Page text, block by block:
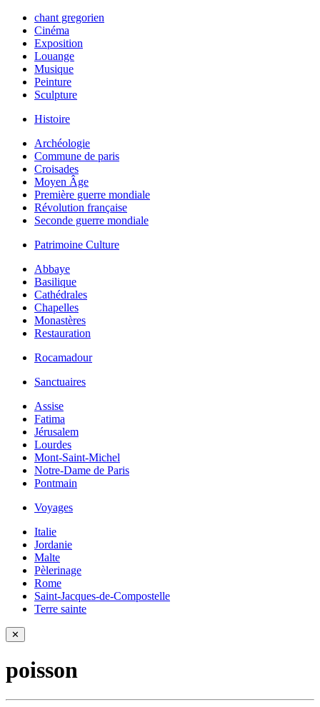
chant gregorien
Cinéma
Exposition
Louange
Musique
Peinture
Sculpture
Histoire
Archéologie
Commune de paris
Croisades
Moyen Âge
Première guerre mondiale
Révolution française
Seconde guerre mondiale
Patrimoine Culture
Abbaye
Basilique
Cathédrales
Chapelles
Monastères
Restauration
Rocamadour
Sanctuaires
Assise
Fatima
Jérusalem
Lourdes
Mont-Saint-Michel
Notre-Dame de Paris
Pontmain
Voyages
Italie
Jordanie
Malte
Pèlerinage
Rome
Saint-Jacques-de-Compostelle
Terre sainte
✕
poisson